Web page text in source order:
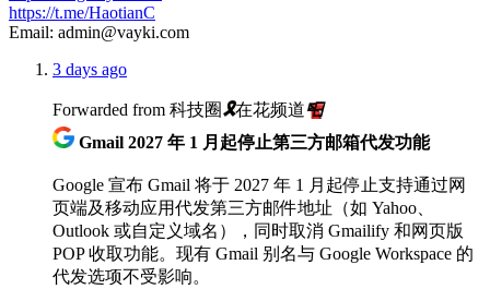
https://t.me/HaotianC
Email: admin@vayki.com
3 days ago
Forwarded from 科技圈🎗在花频道📮
Gmail 2027 年 1 月起停止第三方邮箱代发功能
Google 宣布 Gmail 将于 2027 年 1 月起停止支持通过网
页端及移动应用代发第三方邮件地址（如 Yahoo、
Outlook 或自定义域名），同时取消 Gmailify 和网页版
POP 收取功能。现有 Gmail 别名与 Google Workspace 的
代发选项不受影响。